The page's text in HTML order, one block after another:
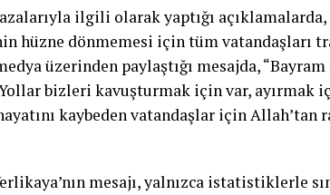
ilgili olarak yaptığı
hüzne dönmemesi için tüm vatandaşları
üzerinden paylaştığı mesajda,
bizleri kavuşturmak için var, ayırmak
kaybeden vatandaşlar için
mesajı, yalnızca istatistiklerle